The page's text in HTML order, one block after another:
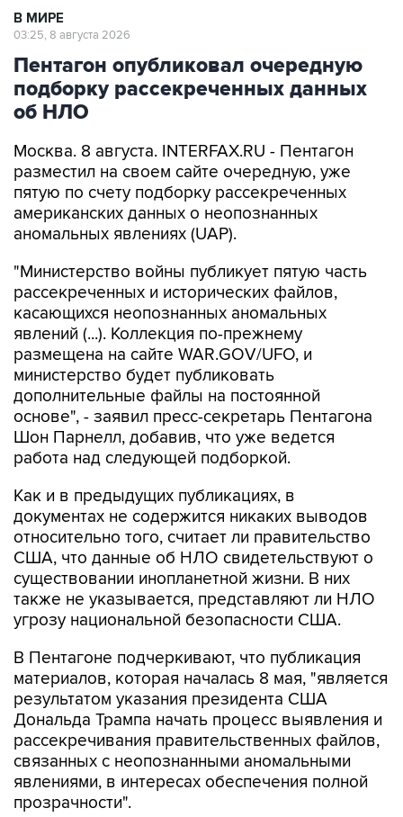
Пентагон опубликовал очередную
подборку рассекреченных данных
об НЛО
Москва. 8 августа. INTERFAX.RU - Пентагон
пятую по счету подборку рассекреченных
американских данных о неопознанных
аномальных явлениях (UAP).
"Министерство войны публикует пятую часть
касающихся неопознанных аномальных
явлений (...). Коллекция по-прежнему
размещена на сайте WAR.GOV/UFO, и
министерство будет публиковать
дополнительные файлы на постоянной
основе", - заявил пресс-секретарь Пентагона
Шон Парнелл, добавив, что уже ведется
работа над следующей подборкой.
Как и в предыдущих публикациях, в
относительно того, считает ли правительство
США, что данные об НЛО свидетельствуют о
существовании инопланетной жизни. В них
также не указывается, представляют ли НЛО
угрозу национальной безопасности США.
В Пентагоне подчеркивают, что публикация
результатом указания президента США
Дональда Трампа начать процесс выявления и
рассекречивания правительственных файлов,
связанных с неопознанными аномальными
явлениями, в интересах обеспечения полной
прозрачности".
Пентагон США